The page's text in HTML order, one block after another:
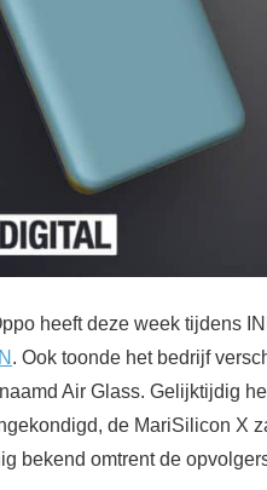
heeft deze week tijdens
. Ook toonde het bedrijf
Air Glass. Gelijktijdig
de MariSilicon X
bekend omtrent de